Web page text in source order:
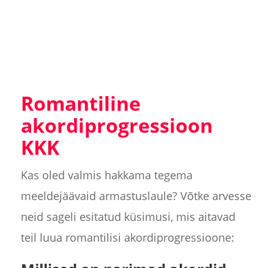
Romantiline
akordiprogressioon
KKK
Kas oled valmis hakkama tegema
meeldejäävaid armastuslaule? Võtke arvesse
neid sageli esitatud küsimusi, mis aitavad
teil luua romantilisi akordiprogressioone: